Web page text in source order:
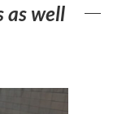
as well